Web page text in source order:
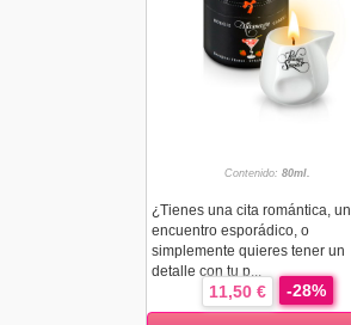
Contenido: 80ml.
¿Tienes una cita romántica, un
encuentro esporádico, o
simplemente quieres tener un
detalle con tu p...
11,50 € -28%